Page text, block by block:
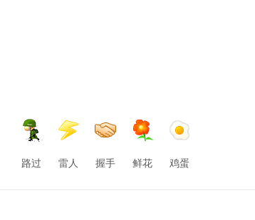
路过 雷人 握手 鲜花 鸡蛋